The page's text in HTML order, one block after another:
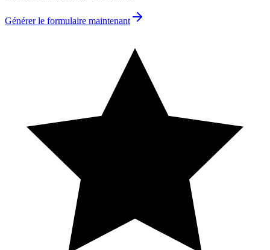
Générer le formulaire maintenant